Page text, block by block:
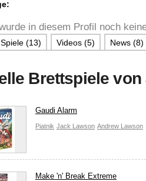
in diesem Profil noch
Spiele (13) Videos (5) News (8)
Brettspiele
Gaudi Alarm
Piatnik Jack Lawson Andrew Lawson
Make 'n' Break Extreme